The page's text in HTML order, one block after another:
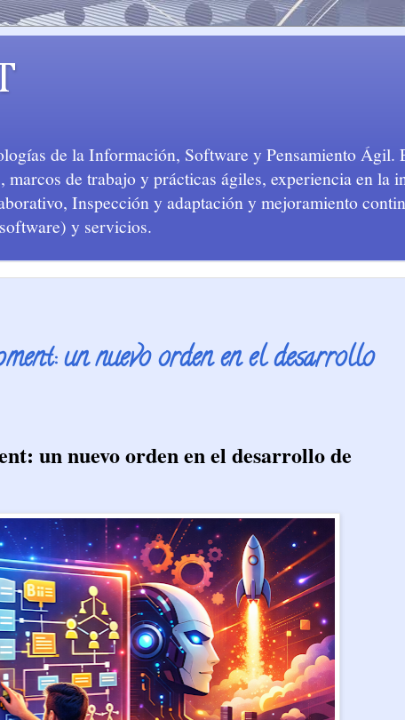
de la Información, Software y Pensamiento Ágil.
marcos de trabajo y prácticas ágiles, experiencia en
Inspección y adaptación y mejoramiento
y servicios.
un nuevo orden en el desarrollo
un nuevo orden en el desarrollo de